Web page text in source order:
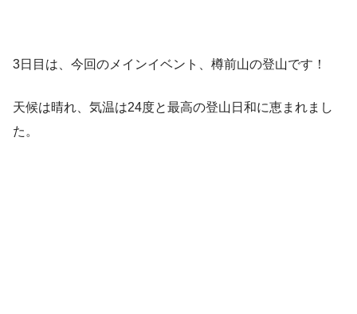
3日目は、今回のメインイベント、樽前山の登山です！
天候は晴れ、気温は24度と最高の登山日和に恵まれまし
た。